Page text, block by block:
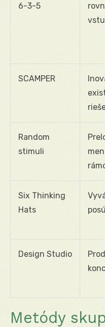
6-3-5
SCAMPER
Random
stimuli
Six Thinking
Hats
Design Studio
Metódy